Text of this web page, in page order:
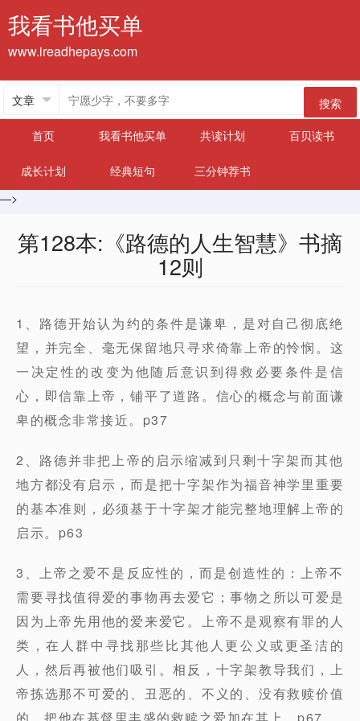
我看书他买单
www.ireadhepays.com
搜索
首页
我看书他买单 共读计划 百贝读书
成长计划 经典短句
三分钟荐书
—>
第128本:《路德的人生智慧》书摘
12则
1、路德开始认为约的条件是谦卑，是对自己彻底绝
望，并完全、毫无保留地只寻求倚靠上帝的怜悯。这
一决定性的改变为他随后意识到得救必要条件是信
心，即信靠上帝，铺平了道路。信心的概念与前面谦
卑的概念非常接近。p37
2、路德并非把上帝的启示缩减到只剩十字架而其他
地方都没有启示，而是把十字架作为福音神学里重要
的基本准则，必须基于十字架才能完整地理解上帝的
启示。p63
3、上帝之爱不是反应性的，而是创造性的：上帝不
需要寻找值得爱的事物再去爱它；事物之所以可爱是
因为上帝先用他的爱来爱它。上帝不是观察有罪的人
类，在人群中寻找那些比其他人更公义或更圣洁的
人，然后再被他们吸引。相反，十字架教导我们，上
帝拣选那不可爱的、丑恶的、不义的、没有救赎价值